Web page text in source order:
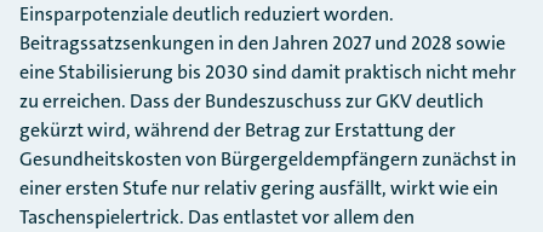
Einsparpotenziale deutlich reduziert worden.
Beitragssatzsenkungen in den Jahren 2027 und 2028 sowie
eine Stabilisierung bis 2030 sind damit praktisch nicht mehr
zu erreichen. Dass der Bundeszuschuss zur GKV deutlich
gekürzt wird, während der Betrag zur Erstattung der
Gesundheitskosten von Bürgergeldempfängern zunächst in
einer ersten Stufe nur relativ gering ausfällt, wirkt wie ein
Taschenspielertrick. Das entlastet vor allem den